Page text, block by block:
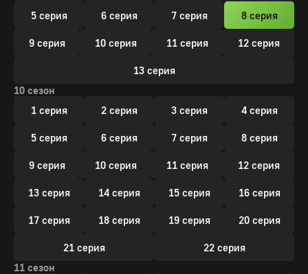
5 серия 6 серия 7 серия 8 серия
9 серия 10 серия 11 серия 12 серия
13 серия
10 сезон
1 серия
2 серия 3 серия 4 серия
5 серия 6 серия 7 серия 8 серия
9 серия 10 серия 11 серия 12 серия
13 серия 14 серия 15 серия 16 серия
17 серия 18 серия 19 серия 20 серия
21 серия
22 серия
11 сезон